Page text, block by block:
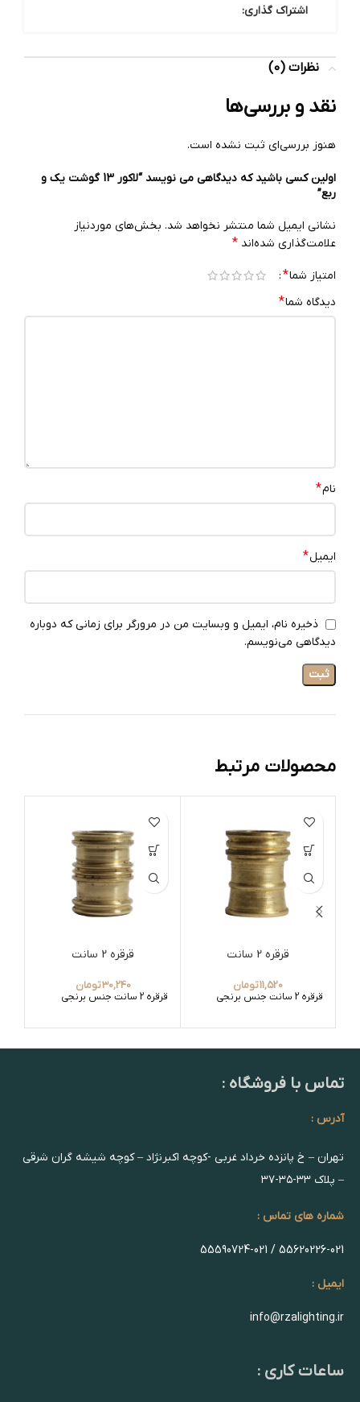
اشتراک گذاری:
نظرات (0)
نقد و بررسی‌ها
هنوز بررسی‌ای ثبت نشده است.
اولین کسی باشید که دیدگاهی می نویسد “لاکور 13 گوشت یک و
ربع”
نشانی ایمیل شما منتشر نخواهد شد. بخش‌های موردنیاز
علامت‌گذاری شده‌اند *
امتیاز شما*
دیدگاه شما*
نام*
ایمیل*
ذخیره نام، ایمیل و وبسایت من در مرورگر برای زمانی که دوباره
دیدگاهی می‌نویسم.
محصولات مرتبط
قرقره 2 سانت
11,520تومان
قرقره 2 سانت جنس برنجی
قرقره 2 سانت
30,240تومان
قرقره 2 سانت جنس برنجی
تماس با فروشگاه :
آدرس :
تهران – خ پانزده خرداد غربی -کوچه اکبرنژاد – کوچه شیشه گران شرقی
– پلاک ۳۳-۳۵-۳۷
شماره های تماس :
55620226-021 / 55590724-021
ایمیل :
info@rzalighting.ir
ساعات کاری :